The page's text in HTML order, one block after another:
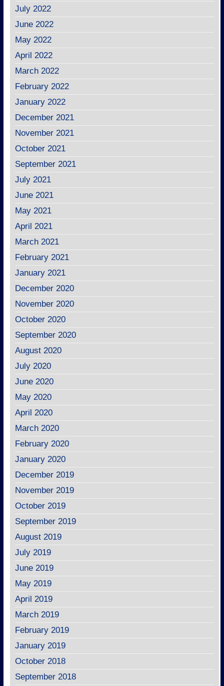
July 2022
June 2022
May 2022
April 2022
March 2022
February 2022
January 2022
December 2021
November 2021
October 2021
September 2021
July 2021
June 2021
May 2021
April 2021
March 2021
February 2021
January 2021
December 2020
November 2020
October 2020
September 2020
August 2020
July 2020
June 2020
May 2020
April 2020
March 2020
February 2020
January 2020
December 2019
November 2019
October 2019
September 2019
August 2019
July 2019
June 2019
May 2019
April 2019
March 2019
February 2019
January 2019
October 2018
September 2018